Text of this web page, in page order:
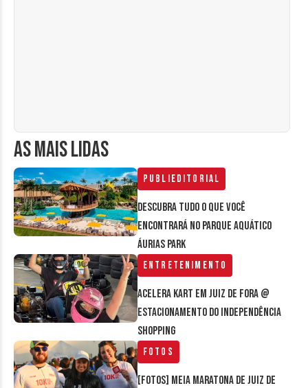
AS MAIS LIDAS
Publieditorial
Descubra tudo o que você
encontrará no parque aquático
Áurias Park
Entretenimento
Acelera Kart em Juiz de Fora @
estacionamento do Independência
Shopping
Fotos
[FOTOS] Meia Maratona de Juiz de